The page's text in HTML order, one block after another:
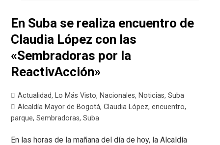
En Suba se realiza encuentro de
Claudia López con las
«Sembradoras por la
ReactivAcción»
Actualidad, Lo Más Visto, Nacionales, Noticias,Suba
Alcaldía Mayor de Bogotá,Claudia López,encuentro,
parque,Sembradoras,Suba
En las horas de la mañana del día de hoy, la Alcaldía